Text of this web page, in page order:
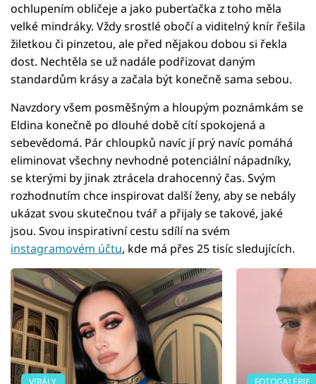
ochlupením obličeje a jako puberťačka z toho měla
velké mindráky. Vždy srostlé obočí a viditelný knír řešila
žiletkou či pinzetou, ale před nějakou dobou si řekla
dost. Nechtěla se už nadále podřizovat daným
standardům krásy a začala být konečně sama sebou.
Navzdory všem posměšným a hloupým poznámkám se
Eldina konečně po dlouhé době cítí spokojená a
sebevědomá. Pár chloupků navíc jí prý navíc pomáhá
eliminovat všechny nevhodné potenciální nápadníky,
se kterými by jinak ztrácela drahocenný čas. Svým
rozhodnutím chce inspirovat další ženy, aby se nebály
ukázat svou skutečnou tvář a přijaly se takové, jaké
jsou. Svou inspirativní cestu sdílí na svém
instagramovém účtu, kde má přes 25 tisíc sledujících.